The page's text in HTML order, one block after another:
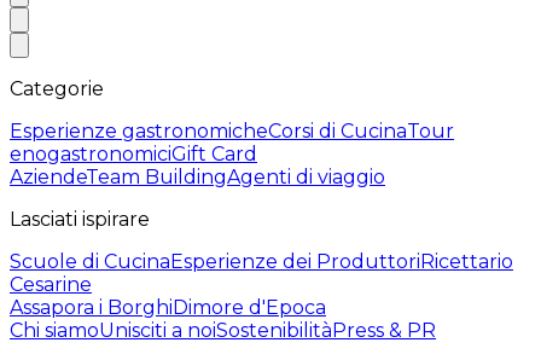
Categorie
Esperienze gastronomicheCorsi di CucinaTour
enogastronomiciGift Card
AziendeTeam BuildingAgenti di viaggio
Lasciati ispirare
Scuole di CucinaEsperienze dei ProduttoriRicettario
Cesarine
Assapora i BorghiDimore d'Epoca
Chi siamoUnisciti a noiSostenibilitàPress & PR